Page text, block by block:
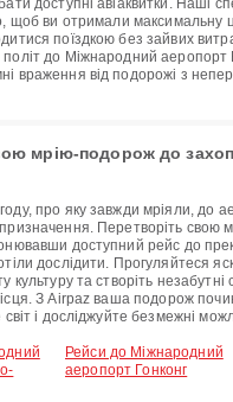
доступні авіаквитки. Наші
щоб ви отримали максимальну
поїздкою без зайвих
до Міжнародний аеропорт
враження від подорожі з
мрію-подорож до
про яку завжди мріяли, до
Перетворіть свою
доступний рейс до
дослідити. Прогуляйтеся
культуру та створіть незабутні
З Airpaz ваша подорож
світ і досліджуйте безмежні
Рейси до Міжнародний
аеропорт Гонконг